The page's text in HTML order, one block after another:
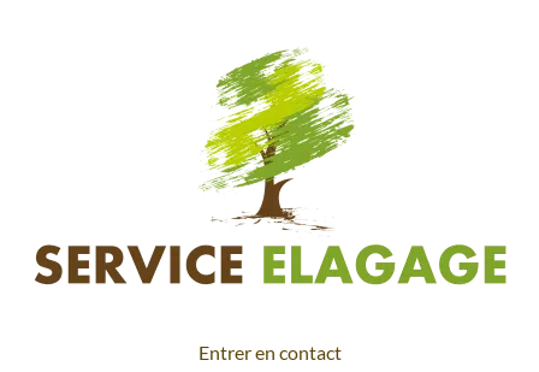
Entrer en contact